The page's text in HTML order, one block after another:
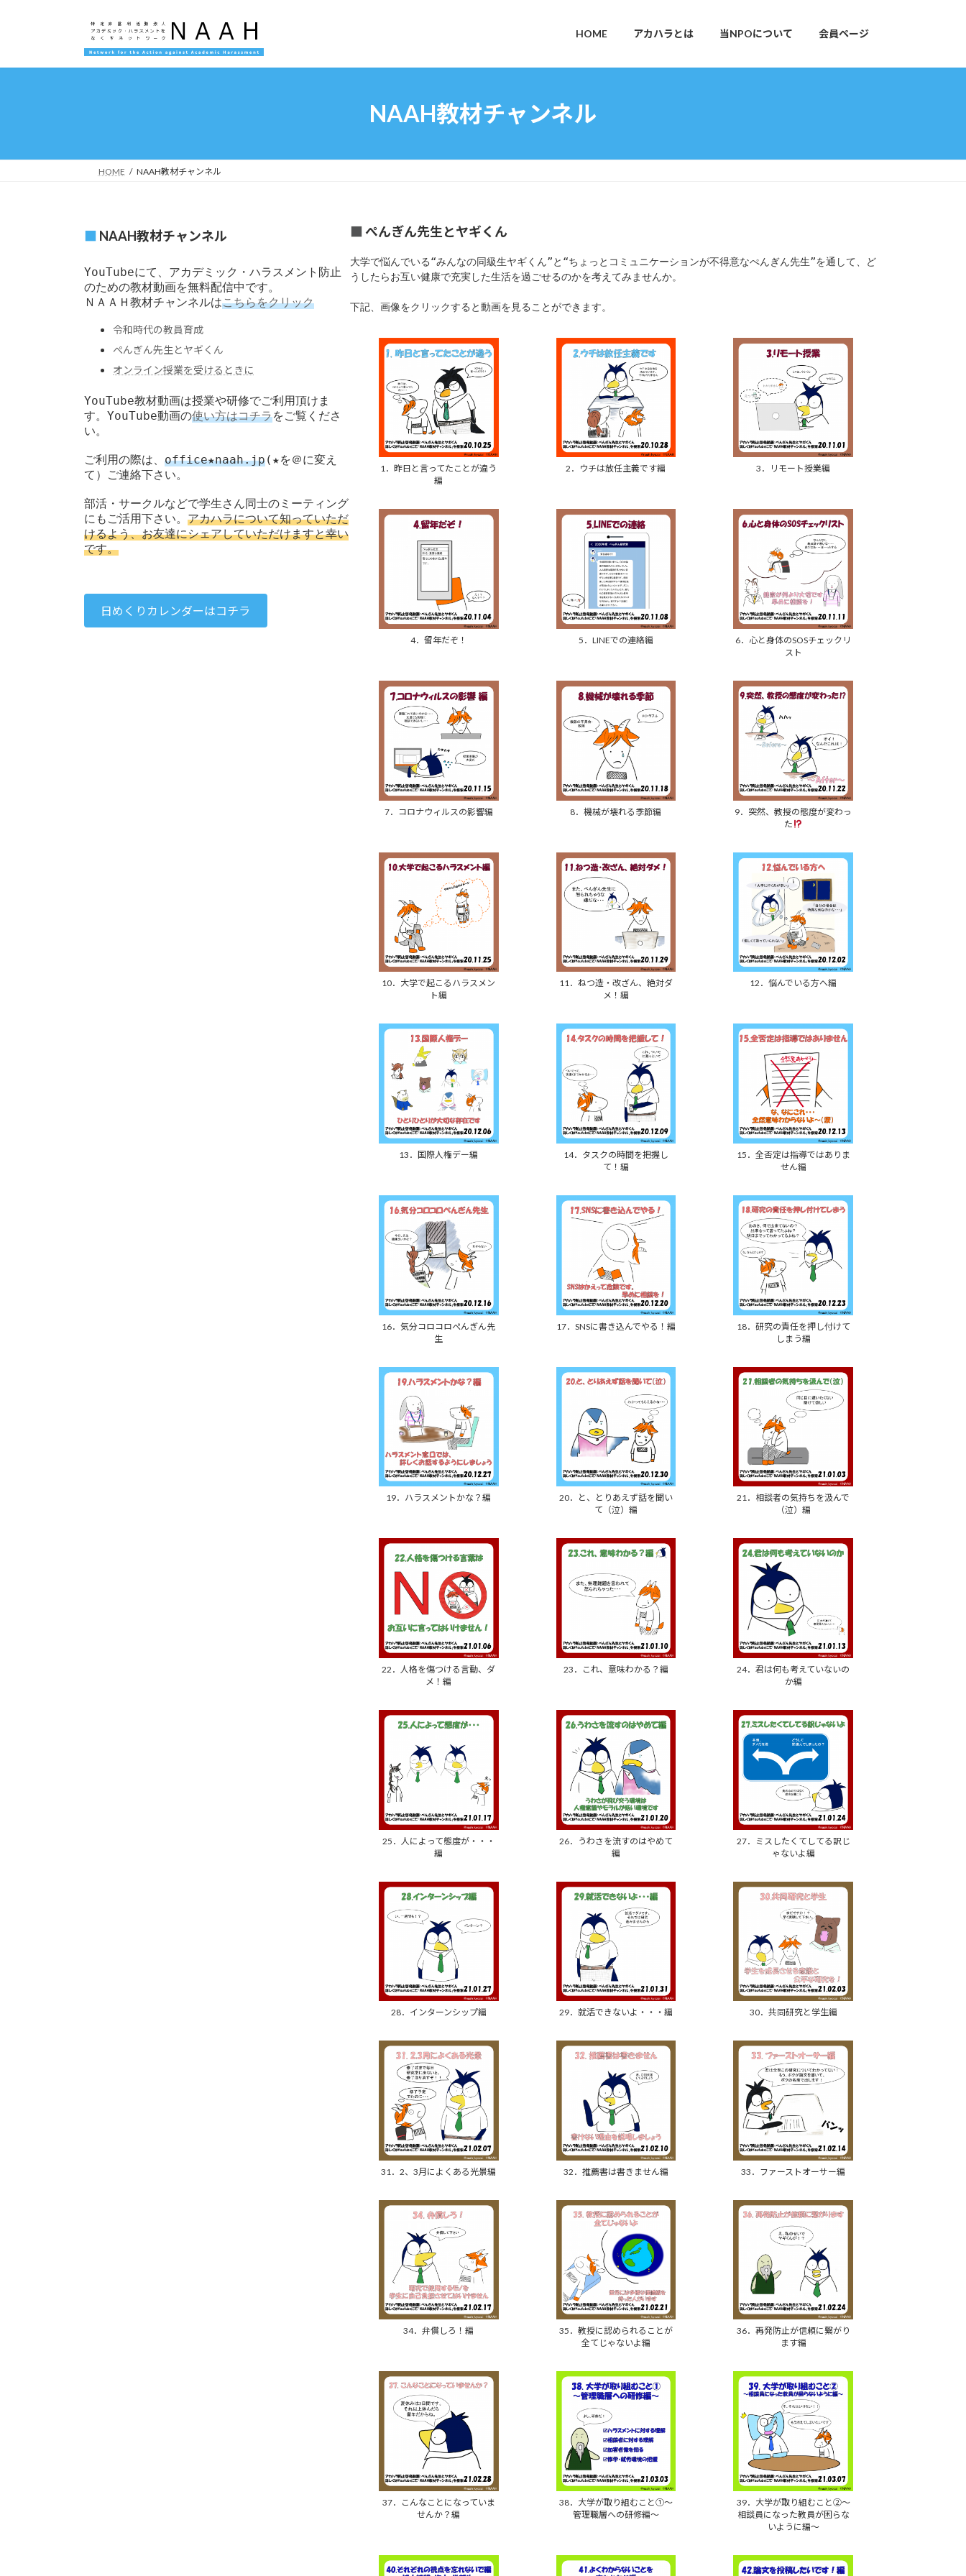
プ
動
HOME アカハラとは 当NPOについて 会員ページ
NAAH教材チャンネル
HOME NAAH教材チャンネル
■ NAAH教材チャンネル
YouTubeにて、アカデミック・ハラスメント防止
ＮＡＡＨ教材チャンネルはこちらをクリック
令和時代の教員育成
ぺんぎん先生とヤギくん
オンライン授業を受けるときに
YouTube教材動画は授業や研修でご利用頂けま
す。YouTube動画の使い方はコチラをご覧くださ
い。
ご利用の際は、 office★naah.jp(★を＠に変え
て）ご連絡下さい。
部活・サークルなどで学生さん同士のミーティング
にもご活用下さい。 アカハラについて知っていただ
けるよう、お友達にシェアしていただけますと幸い
です。
日めくりカレンダーはコチラ
■ ぺんぎん先生とヤギくん
大学で悩んでいる“みんなの同級生ヤギくん”と“ちょっとコミュニケーションが不得意なぺんぎん先生”を通して、ど
うしたらお互い健康で充実した生活を過ごせるのかを考えてみませんか。
下記、画像をクリックすると動画を見ることができます。
1．昨日と言ってたことが違う
編
2．ウチは放任主義です編 3．リモート授業編
4．留年だぞ！ 5．LINEでの連絡編
6．心と身体のSOSチェックリ
スト
7．コロナウィルスの影響編 8．機械が壊れる季節編
9．突然、教授の態度が変わっ
た
10．大学で起こるハラスメン
ト編
11．ねつ造・改ざん、絶対ダ
メ！編
12．悩んでいる方へ編
13．国際人権デー編
14．タスクの時間を把握し
て！編
15．全否定は指導ではありま
せん編
16．気分コロコロぺんぎん先
生
17．SNSに書き込んでやる！編
18．研究の責任を押し付けて
しまう編
19．ハラスメントかな？編
20．と、とりあえず話を聞い
て（泣）編
21．相談者の気持ちを汲んで
（泣）編
22．人格を傷つける言動、ダ
メ！編
23．これ、意味わかる？編
24．君は何も考えていないの
か編
25．人によって態度が・・・
編
26．うわさを流すのはやめて
編
27．ミスしたくてしてる訳じ
ゃないよ編
28．インターンシップ編 29．就活できないよ・・・編 30．共同研究と学生編
31．2、3月によくある光景編 32．推薦書は書きません編 33．ファーストオーサー編
34．弁償しろ！編
35．教授に認められることが
全てじゃないよ編
36．再発防止が信頼に繋がり
ます編
37．こんなことになっていま
せんか？編
38．大学が取り組むこと①～
管理職層への研修編～
39．大学が取り組むこと②～
相談員になった教員が困らな
いように編～